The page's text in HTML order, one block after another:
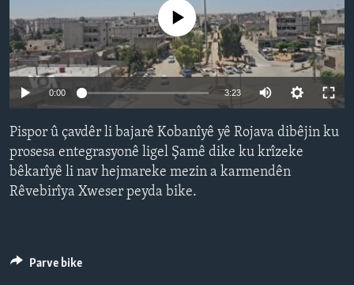
SERNIVÎS
SORANÎ
Learning English
FOLLOW US
Auto 232p 348p 464p
No media source currently available
0:00 3:23
348p
464p
Pispor û çavdêr li bajarê Kobanîyê yê Rojava dibêjin ku
prosesa entegrasyonê ligel Şamê dike ku krîzeke
bêkarîyê li nav hejmareke mezin a karmendên
Rêvebirîya Xweser peyda bike.
Parve bike